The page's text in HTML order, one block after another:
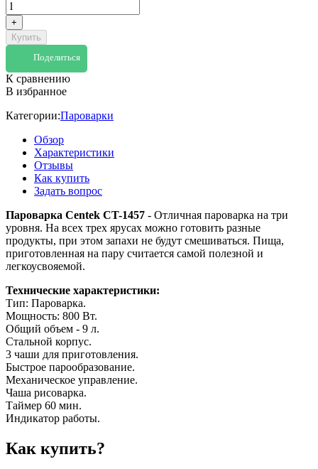
+
Купить
Поделиться
К сравнению
В избранное
Категории:Пароварки
Обзор
Характеристики
Отзывы
Как купить
Задать вопрос
Пароварка Centek CT-1457 - Отличная пароварка на три
уровня. На всех трех ярусах можно готовить разные
продукты, при этом запахи не будут смешиваться. Пища,
приготовленная на пару считается самой полезной и
легкоусвояемой.
Технические характеристики:
Тип: Пароварка.
Мощность: 800 Вт.
Общий объем - 9 л.
Стальной корпус.
3 чаши для приготовления.
Быстрое парообразование.
Механическое управление.
Чаша рисоварка.
Таймер 60 мин.
Индикатор работы.
Как купить?